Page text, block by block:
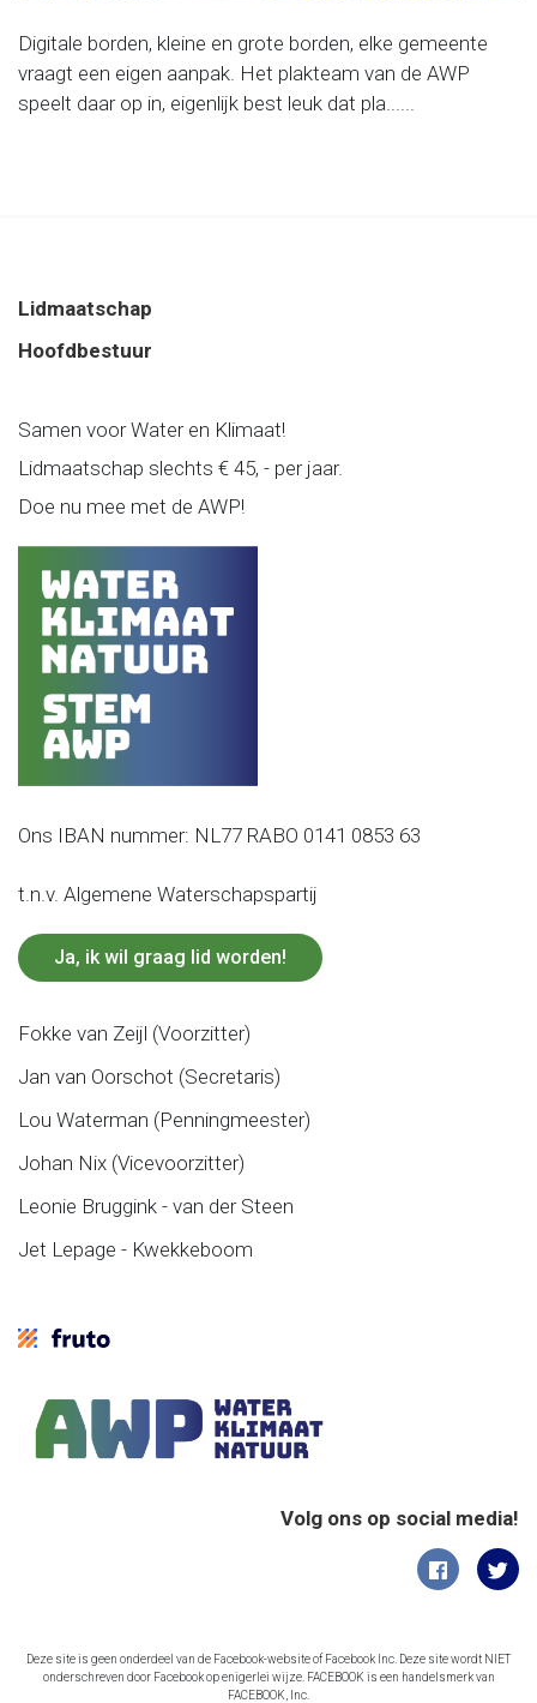
Digitale borden, kleine en grote borden, elke gemeente
vraagt een eigen aanpak. Het plakteam van de AWP
speelt daar op in, eigenlijk best leuk dat pla......
Lidmaatschap
Hoofdbestuur
Samen voor Water en Klimaat!
Lidmaatschap slechts € 45, - per jaar.
Doe nu mee met de AWP!
Ons IBAN nummer: NL77 RABO 0141 0853 63
t.n.v. Algemene Waterschapspartij
Ja, ik wil graag lid worden!
Fokke van Zeijl (Voorzitter)
Jan van Oorschot (Secretaris)
Lou Waterman (Penningmeester)
Johan Nix (Vicevoorzitter)
Leonie Bruggink - van der Steen
Jet Lepage - Kwekkeboom
Volg ons op social media!
Deze site is geen onderdeel van de Facebook-website of Facebook Inc. Deze site wordt NIET
onderschreven door Facebook op enigerlei wijze. FACEBOOK is een handelsmerk van
FACEBOOK, Inc.